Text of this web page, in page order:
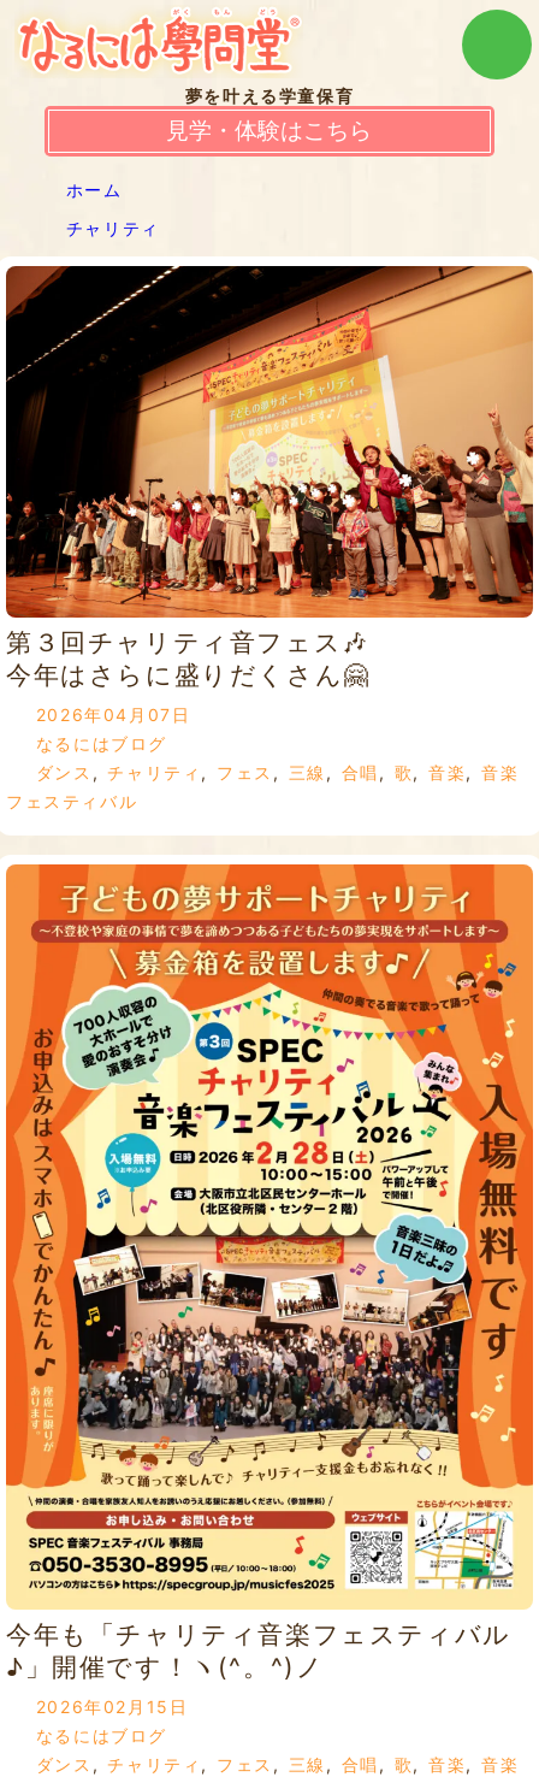
夢を叶える学童保育
見学・体験はこちら
ホーム
チャリティ
第３回チャリティ音フェス🎶
今年はさらに盛りだくさん🤗
2026年04月07日
なるにはブログ
ダンス ,チャリティ , フェス , 三線 , 合唱, 歌,音楽,音楽
フェスティバル
今年も「チャリティ音楽フェスティバル
♪」開催です！ヽ(^。^)ノ
2026年02月15日
なるにはブログ
ダンス ,チャリティ , フェス , 三線 , 合唱, 歌,音楽,音楽